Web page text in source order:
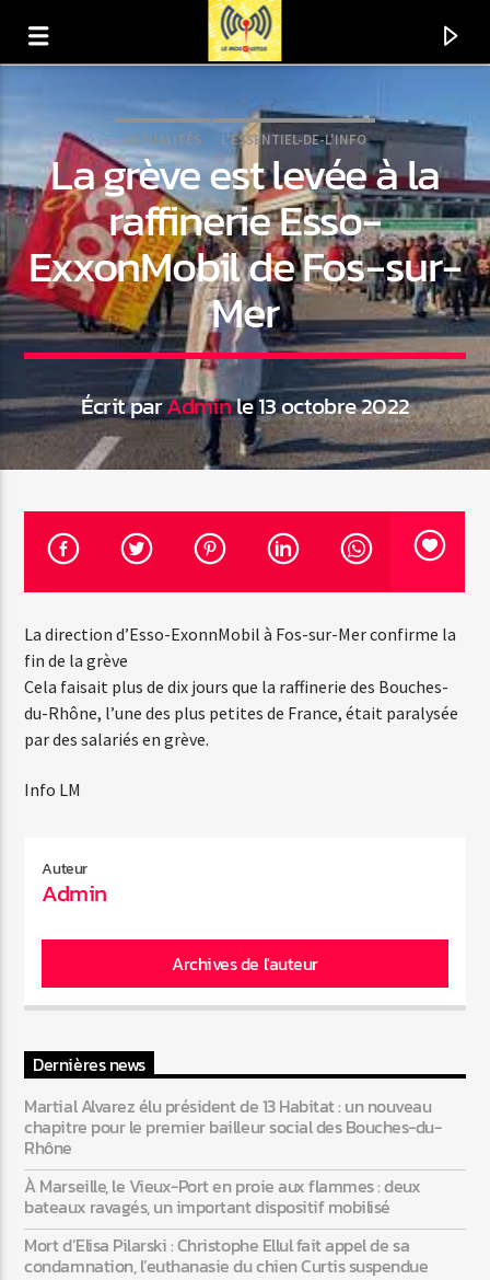
En ce moment
Titre
Artiste
07:00 22:00
Web-Radio-Années 70
Web-Radio-Années 80
Web-Radio-Italia
ACTUALITÉS L'ESSENTIEL-DE-L'INFO
La grève est levée à la
raffinerie Esso-
ExxonMobil de Fos-sur-
Mer
Écrit parAdminle 13 octobre 2022
La direction d’Esso-ExonnMobil à Fos-sur-Mer confirme la
fin de la grève
Cela faisait plus de dix jours que la raffinerie des Bouches-
du-Rhône, l’une des plus petites de France, était paralysée
par des salariés en grève.
Info LM
Auteur
Admin
Archives de l'auteur
Dernières news
Martial Alvarez élu président de 13 Habitat : un nouveau
chapitre pour le premier bailleur social des Bouches-du-
Rhône
À Marseille, le Vieux-Port en proie aux flammes : deux
bateaux ravagés, un important dispositif mobilisé
Mort d’Elisa Pilarski : Christophe Ellul fait appel de sa
condamnation, l’euthanasie du chien Curtis suspendue